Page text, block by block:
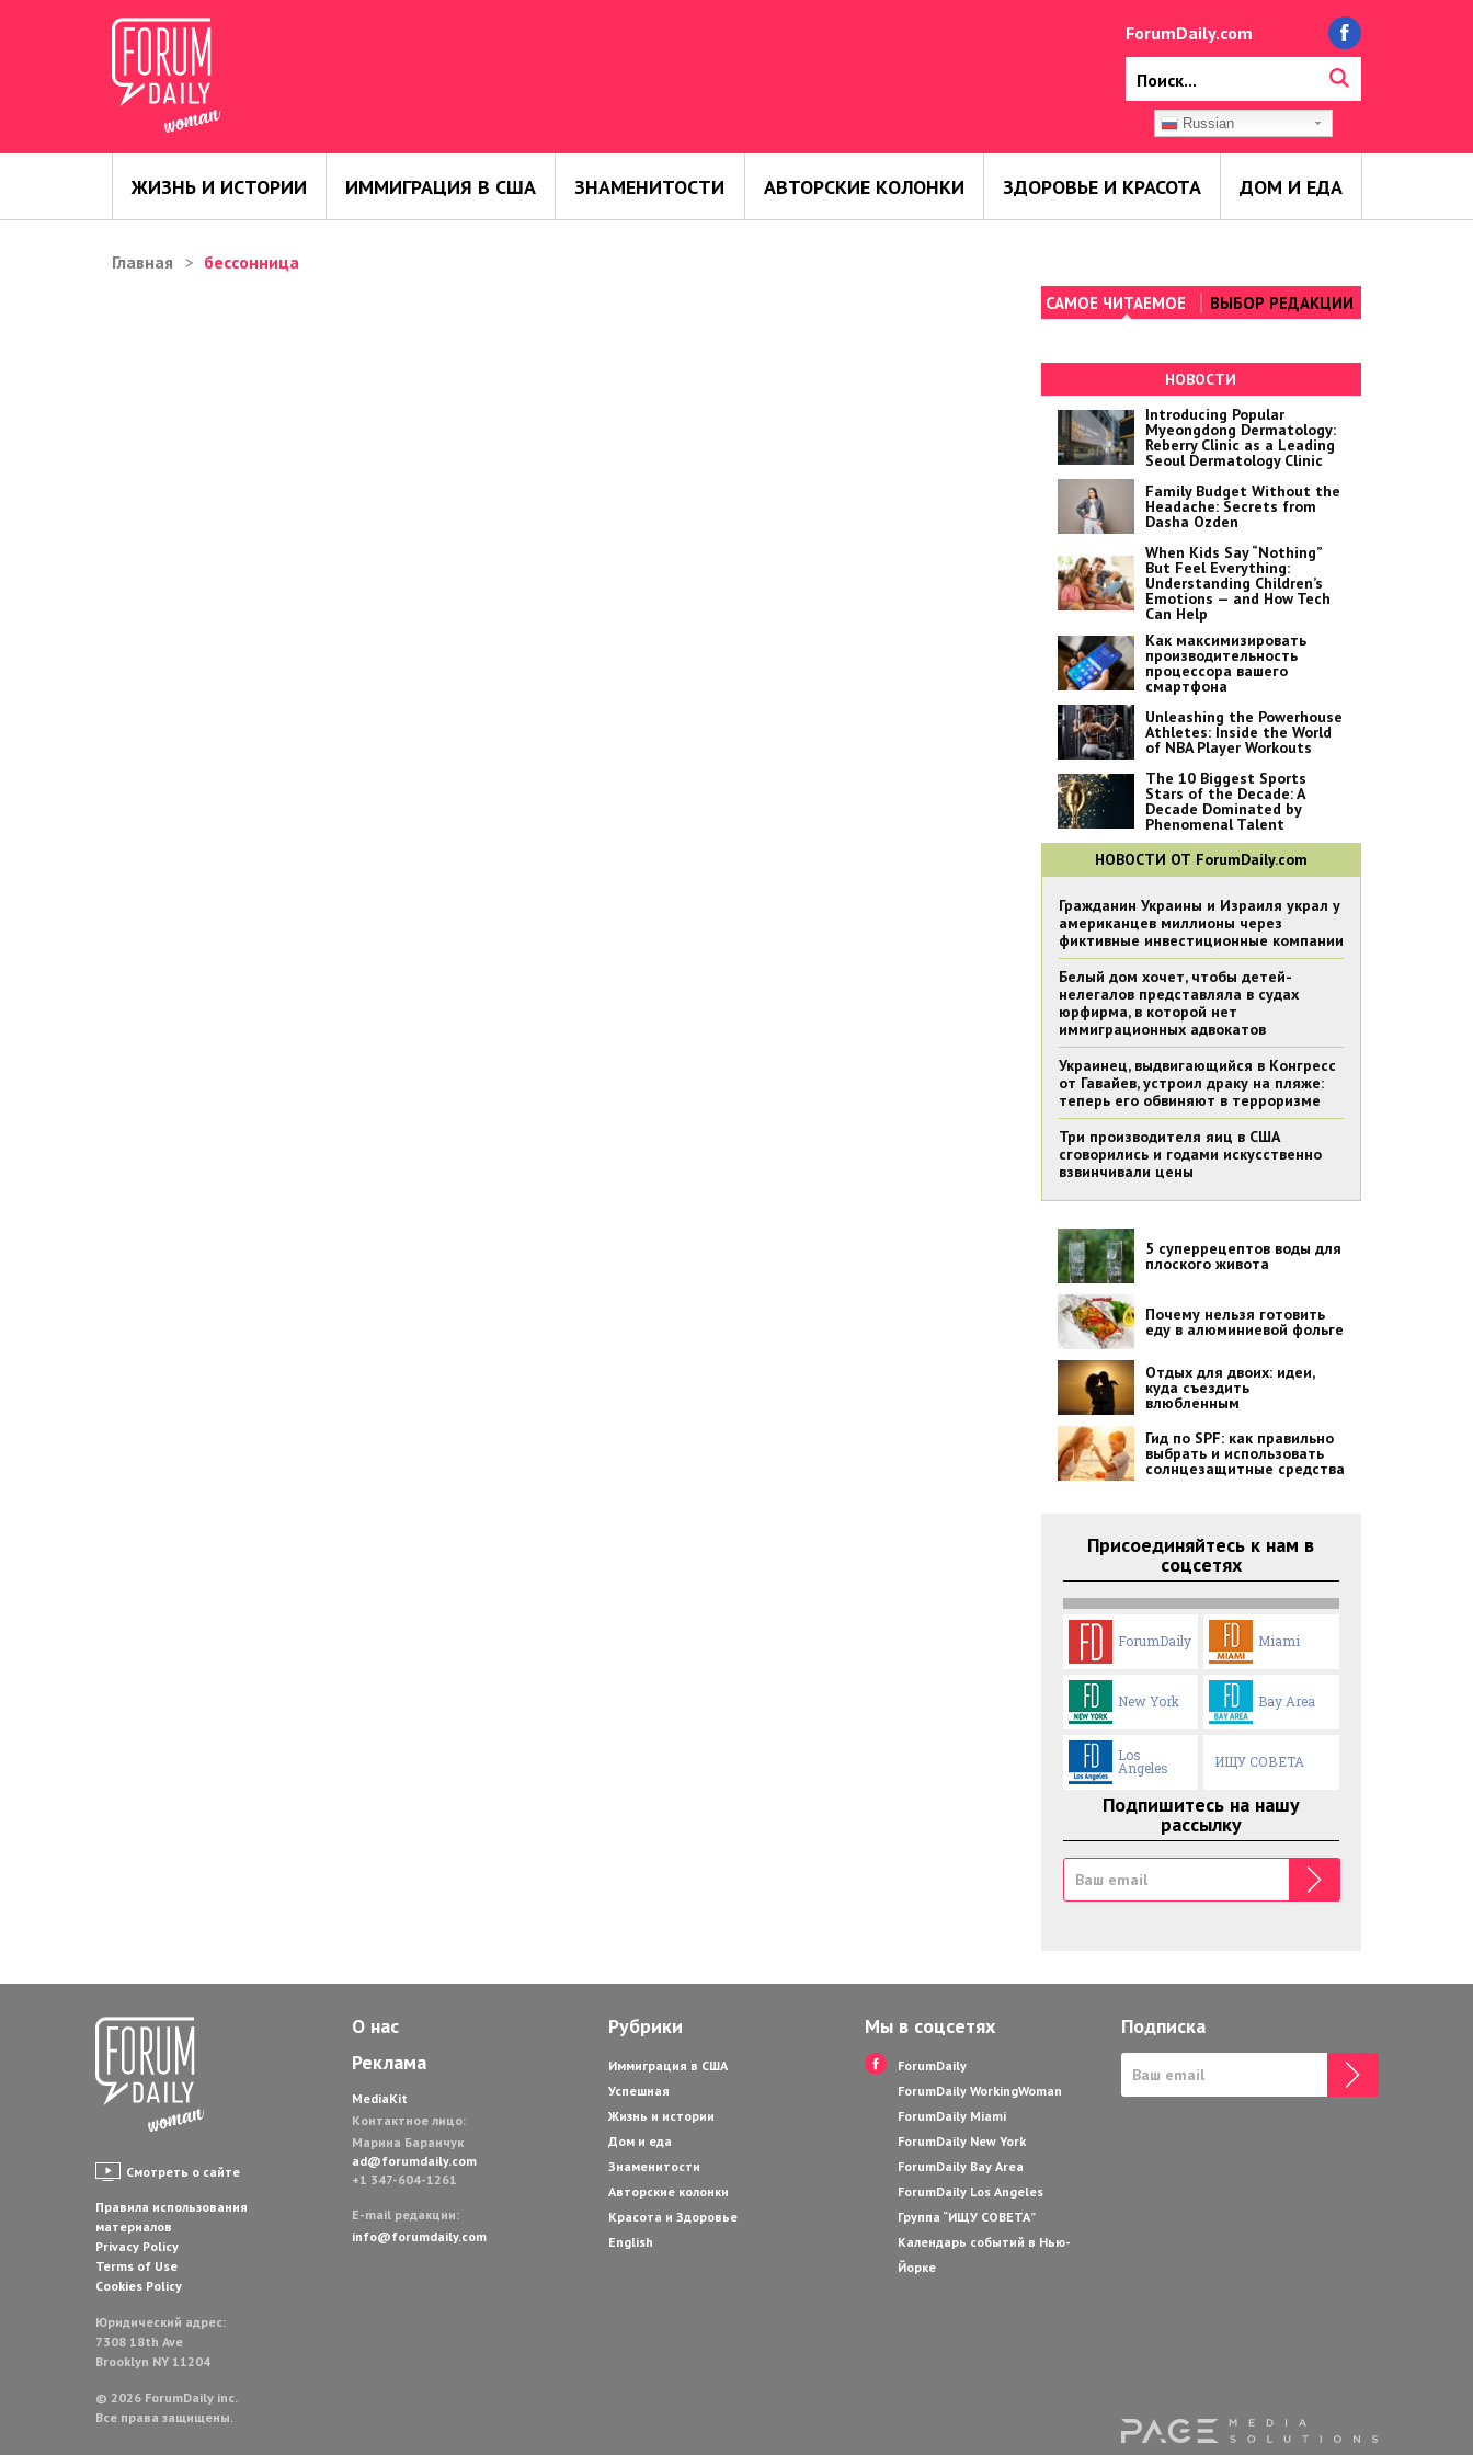
ForumDaily.com
Russian
ЖИЗНЬ И ИСТОРИИ ИММИГРАЦИЯ В США ЗНАМЕНИТОСТИ АВТОРСКИЕ КОЛОНКИ ЗДОРОВЬЕ И КРАСОТА ДОМ И ЕДА
Главная бессонница
САМОЕ ЧИТАЕМОЕ ВЫБОР РЕДАКЦИИ
НОВОСТИ
Introducing Popular
Myeongdong Dermatology:
Reberry Clinic as a Leading
Seoul Dermatology Clinic
Family Budget Without the
Headache: Secrets from
Dasha Ozden
When Kids Say “Nothing”
But Feel Everything:
Understanding Children’s
Emotions — and How Tech
Can Help
Как максимизировать
производительность
процессора вашего
смартфона
Unleashing the Powerhouse
Athletes: Inside the World
of NBA Player Workouts
The 10 Biggest Sports
Stars of the Decade: A
Decade Dominated by
Phenomenal Talent
НОВОСТИ ОТ ForumDaily.com
Гражданин Украины и Израиля украл у
американцев миллионы через
фиктивные инвестиционные компании
Белый дом хочет, чтобы детей-
нелегалов представляла в судах
юрфирма, в которой нет
иммиграционных адвокатов
Украинец, выдвигающийся в Конгресс
от Гавайев, устроил драку на пляже:
теперь его обвиняют в терроризме
Три производителя яиц в США
сговорились и годами искусственно
взвинчивали цены
5 суперрецептов воды для
плоского живота
Почему нельзя готовить
еду в алюминиевой фольге
Отдых для двоих: идеи,
куда съездить
влюбленным
Гид по SPF: как правильно
выбрать и использовать
солнцезащитные средства
Присоединяйтесь к нам в
соцсетях
ForumDaily Miami
New York Bay Area
Los
Angeles ИЩУ СОВЕТА
Подпишитесь на нашу
рассылку
Смотреть о сайте
Правила использования
материалов
Privacy Policy
Terms of Use
Cookies Policy
Юридический адрес:
7308 18th Ave
Brooklyn NY 11204
© 2026 ForumDaily inc.
Все права защищены.
О нас
Реклама
MediaKit
Контактное лицо:
Марина Баранчук
ad@forumdaily.com
+1 347-604-1261
E-mail редакции:
info@forumdaily.com
Рубрики
Иммиграция в США
Успешная
Жизнь и истории
Дом и еда
Знаменитости
Авторские колонки
Красота и Здоровье
English
Мы в соцсетях
ForumDaily
ForumDaily WorkingWoman
ForumDaily Miami
ForumDaily New York
ForumDaily Bay Area
ForumDaily Los Angeles
Группа “ИЩУ СОВЕТА”
Календарь событий в Нью-
Йорке
Подписка